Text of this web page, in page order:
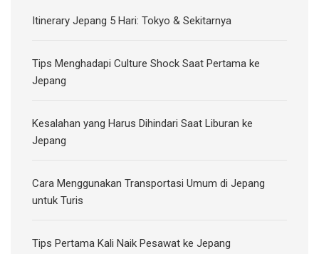
Itinerary Jepang 5 Hari: Tokyo & Sekitarnya
Tips Menghadapi Culture Shock Saat Pertama ke
Jepang
Kesalahan yang Harus Dihindari Saat Liburan ke
Jepang
Cara Menggunakan Transportasi Umum di Jepang
untuk Turis
Tips Pertama Kali Naik Pesawat ke Jepang